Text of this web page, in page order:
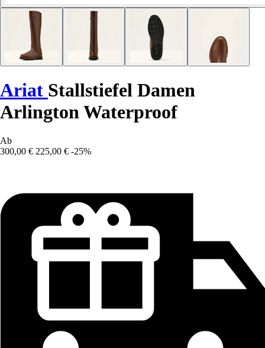
Ariat Stallstiefel Damen
Arlington Waterproof
Ab
300,00 € 225,00 € -25%